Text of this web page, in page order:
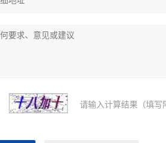
请输入计算结果（填写